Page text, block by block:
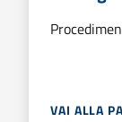
VAI ALLA